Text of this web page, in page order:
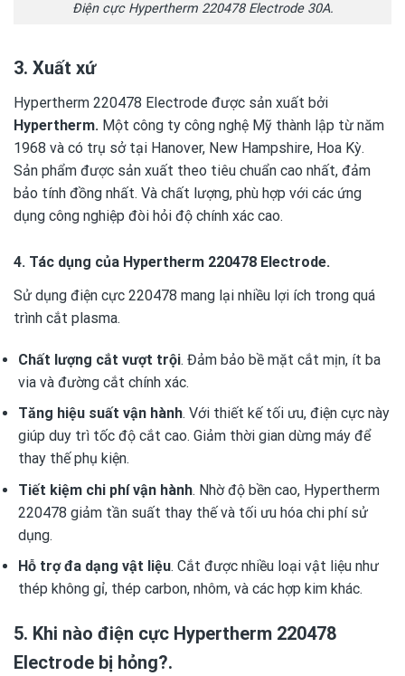
Điện cực Hypertherm 220478 Electrode 30A.
3. Xuất xứ
Hypertherm 220478 Electrode được sản xuất bởi
Hypertherm. Một công ty công nghệ Mỹ thành lập từ năm
1968 và có trụ sở tại Hanover, New Hampshire, Hoa Kỳ.
Sản phẩm được sản xuất theo tiêu chuẩn cao nhất, đảm
bảo tính đồng nhất. Và chất lượng, phù hợp với các ứng
dụng công nghiệp đòi hỏi độ chính xác cao.
4. Tác dụng của Hypertherm 220478 Electrode.
Sử dụng điện cực 220478 mang lại nhiều lợi ích trong quá
trình cắt plasma.
Chất lượng cắt vượt trội. Đảm bảo bề mặt cắt mịn, ít ba
via và đường cắt chính xác.
Tăng hiệu suất vận hành. Với thiết kế tối ưu, điện cực này
giúp duy trì tốc độ cắt cao. Giảm thời gian dừng máy để
thay thế phụ kiện.
Tiết kiệm chi phí vận hành. Nhờ độ bền cao, Hypertherm
220478 giảm tần suất thay thế và tối ưu hóa chi phí sử
dụng.
Hỗ trợ đa dạng vật liệu. Cắt được nhiều loại vật liệu như
thép không gỉ, thép carbon, nhôm, và các hợp kim khác.
5. Khi nào điện cực Hypertherm 220478
Electrode bị hỏng?.